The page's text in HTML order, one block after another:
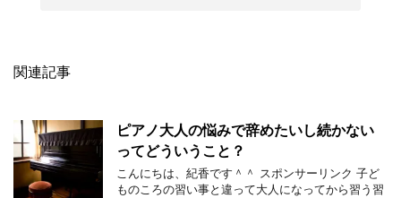
関連記事
ピアノ大人の悩みで辞めたいし続かない
ってどういうこと？
こんにちは、紀香です＾＾ スポンサーリンク 子ど
ものころの習い事と違って大人になってから習う習